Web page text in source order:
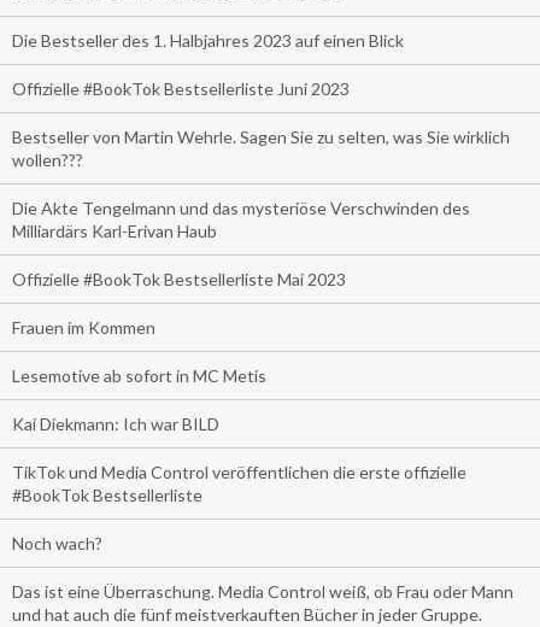
Die Bestseller des 1. Halbjahres 2023 auf einen Blick
Offizielle #BookTok Bestsellerliste Juni 2023
Bestseller von Martin Wehrle. Sagen Sie zu selten, was Sie wirklich
wollen???
Die Akte Tengelmann und das mysteriöse Verschwinden des
Milliardärs Karl-Erivan Haub
Offizielle #BookTok Bestsellerliste Mai 2023
Frauen im Kommen
Lesemotive ab sofort in MC Metis
Kai Diekmann: Ich war BILD
TikTok und Media Control veröffentlichen die erste offizielle
#BookTok Bestsellerliste
Noch wach?
Das ist eine Überraschung. Media Control weiß, ob Frau oder Mann
und hat auch die fünf meistverkauften Bücher in jeder Gruppe.